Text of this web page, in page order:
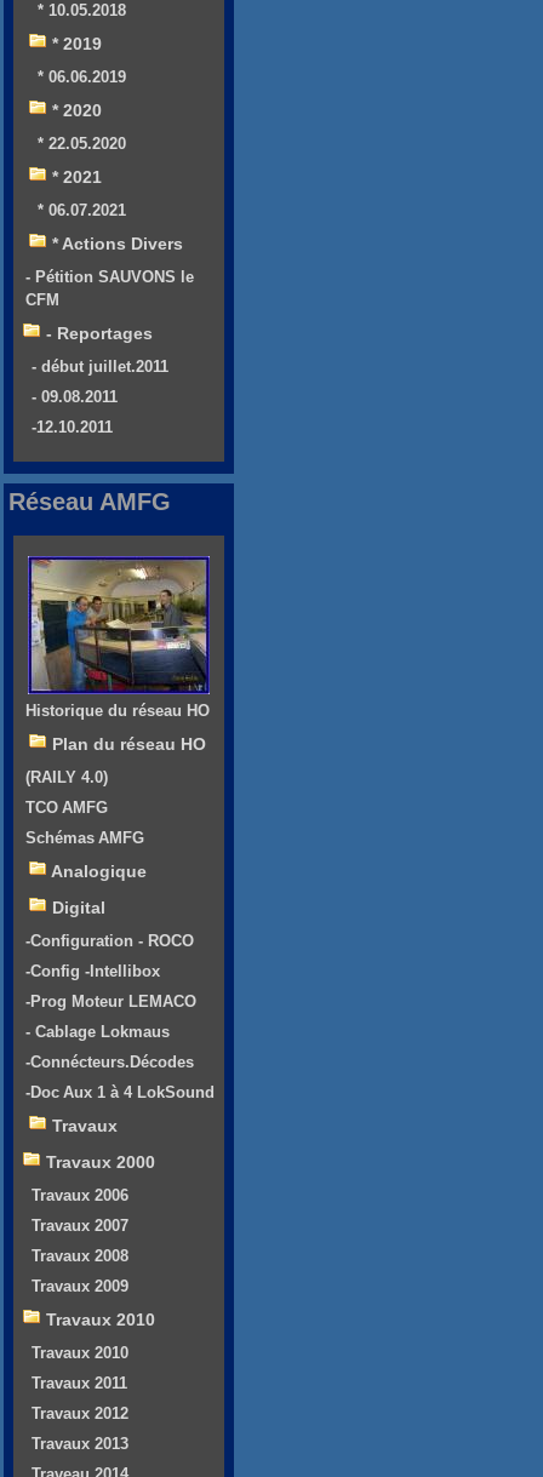
* 10.05.2018
* 2019
* 06.06.2019
* 2020
* 22.05.2020
* 2021
* 06.07.2021
* Actions Divers
- Pétition SAUVONS le
CFM
- Reportages
- début juillet.2011
- 09.08.2011
-12.10.2011
Réseau AMFG
Historique du réseau HO
Plan du réseau HO
(RAILY 4.0)
TCO AMFG
Schémas AMFG
Analogique
Digital
-Configuration - ROCO
-Config -Intellibox
-Prog Moteur LEMACO
- Cablage Lokmaus
-Connécteurs.Décodes
-Doc Aux 1 à 4 LokSound
Travaux
Travaux 2000
Travaux 2006
Travaux 2007
Travaux 2008
Travaux 2009
Travaux 2010
Travaux 2010
Travaux 2011
Travaux 2012
Travaux 2013